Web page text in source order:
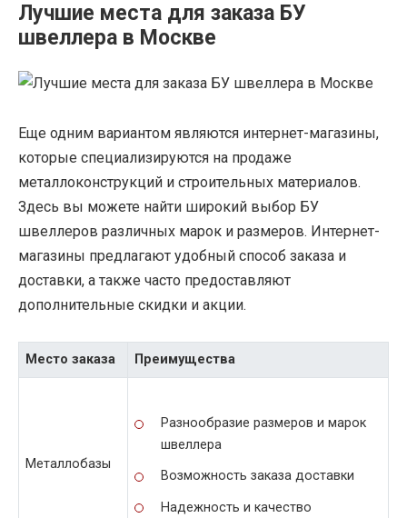
Лучшие места для заказа БУ
швеллера в Москве
Еще одним вариантом являются интернет-магазины,
которые специализируются на продаже
металлоконструкций и строительных материалов.
Здесь вы можете найти широкий выбор БУ
швеллеров различных марок и размеров. Интернет-
магазины предлагают удобный способ заказа и
доставки, а также часто предоставляют
дополнительные скидки и акции.
Место заказа Преимущества
Металлобазы
Разнообразие размеров и марок
швеллера
Возможность заказа доставки
Надежность и качество